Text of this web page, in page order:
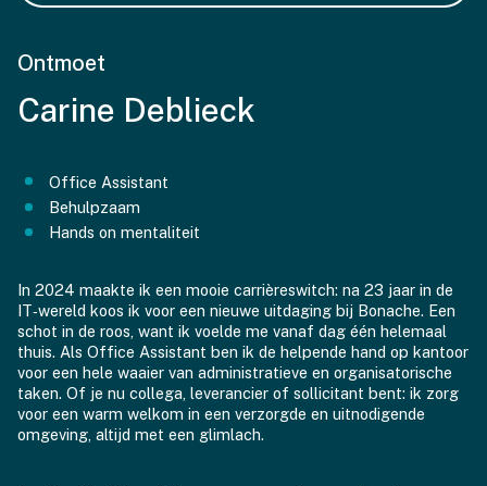
Carine Deblieck
Ontmoet
Office Assistant
Behulpzaam
Hands on mentaliteit
In 2024 maakte ik een mooie carrièreswitch: na 23 jaar in de
IT‑wereld koos ik voor een nieuwe uitdaging bij Bonache. Een
schot in de roos, want ik voelde me vanaf dag één helemaal
thuis. Als Office Assistant ben ik de helpende hand op kantoor
voor een hele waaier van administratieve en organisatorische
taken. Of je nu collega, leverancier of sollicitant bent: ik zorg
voor een warm welkom in een verzorgde en uitnodigende
omgeving, altijd met een glimlach.